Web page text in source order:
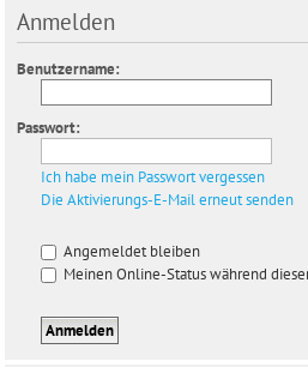
Anmelden
Benutzername:
Passwort:
Ich habe mein Passwort vergessen
Die Aktivierungs-E-Mail erneut senden
Angemeldet bleiben
Meinen Online-Status während